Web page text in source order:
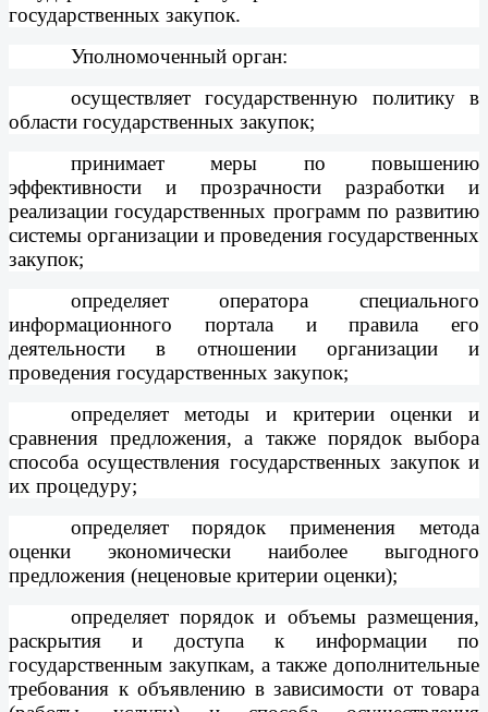
государственных закупок.
Уполномоченный орган:
осуществляет государственную политику в
области государственных закупок;
принимает меры по повышению
эффективности и прозрачности разработки и
реализации государственных программ по развитию
системы организации и проведения государственных
закупок;
определяет оператора специального
информационного портала и правила его
деятельности в отношении организации и
проведения государственных закупок;
определяет методы и критерии оценки и
сравнения предложения, а также порядок выбора
способа осуществления государственных закупок и
их процедуру;
определяет порядок применения метода
оценки экономически наиболее выгодного
предложения (неценовые критерии оценки);
определяет порядок и объемы размещения,
раскрытия и доступа к информации по
государственным закупкам, а также дополнительные
требования к объявлению в зависимости от товара